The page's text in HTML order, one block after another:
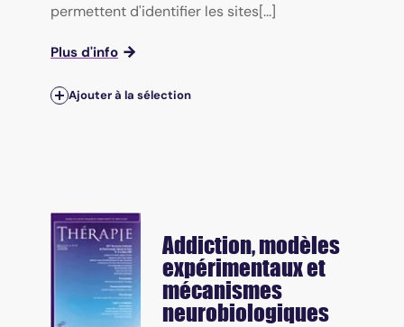
permettent d'identifier les sites[...]
Plus d'info
Ajouter à la sélection
Addiction, modèles
expérimentaux et
mécanismes
neurobiologiques